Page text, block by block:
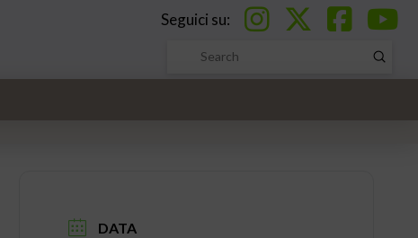
Seguici su:
Search
Submit
DATA